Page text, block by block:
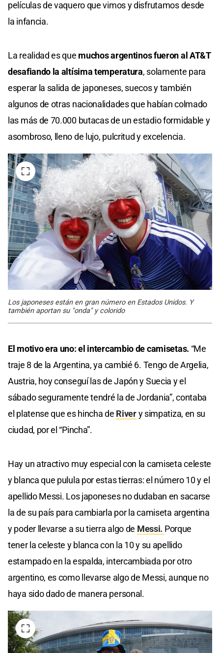
películas de vaquero que vimos y disfrutamos desde
la infancia.
La realidad es que muchos argentinos fueron al AT&T
desafiando la altísima temperatura, solamente para
esperar la salida de japoneses, suecos y también
algunos de otras nacionalidades que habían colmado
las más de 70.000 butacas de un estadio formidable y
asombroso, lleno de lujo, pulcritud y excelencia.
Los japoneses están en gran número en Estados Unidos. Y
también aportan su "onda" y colorido
El motivo era uno: el intercambio de camisetas. “Me
traje 8 de la Argentina, ya cambié 6. Tengo de Argelia,
Austria, hoy conseguí las de Japón y Suecia y el
sábado seguramente tendré la de Jordania”, contaba
el platense que es hincha de Rivery simpatiza, en su
ciudad, por el “Pincha”.
Hay un atractivo muy especial con la camiseta celeste
y blanca que pulula por estas tierras: el número 10 y el
apellido Messi. Los japoneses no dudaban en sacarse
la de su país para cambiarla por la camiseta argentina
y poder llevarse a su tierra algo de Messi. Porque
tener la celeste y blanca con la 10 y su apellido
estampado en la espalda, intercambiada por otro
argentino, es como llevarse algo de Messi, aunque no
haya sido dado de manera personal.